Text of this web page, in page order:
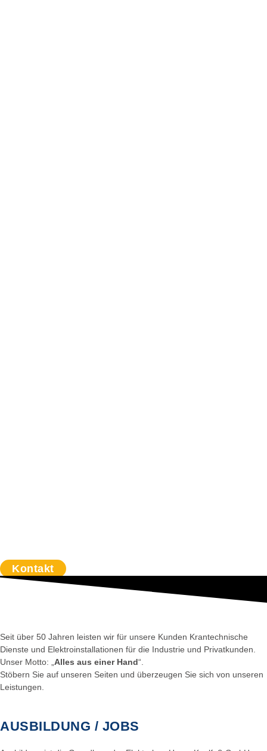
Kontakt
Seit über 50 Jahren leisten wir für unsere Kunden Krantechnische
Dienste und Elektroinstallationen für die Industrie und Privatkunden.
Unser Motto: „ Alles aus einer Hand“.
Stöbern Sie auf unseren Seiten und überzeugen Sie sich von unseren
Leistungen.
AUSBILDUNG / JOBS